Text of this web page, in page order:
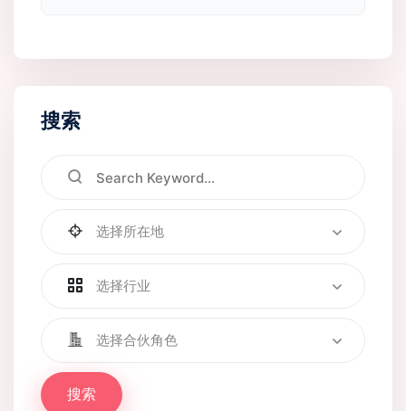
搜索
选择所在地
选择行业
选择合伙角色
搜索